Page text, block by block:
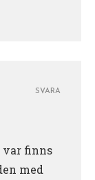
var finns
med
SVARA